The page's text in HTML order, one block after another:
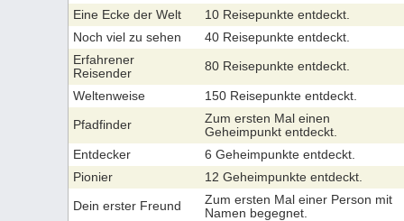
Eine Ecke der Welt
10 Reisepunkte entdeckt.
Noch viel zu sehen
40 Reisepunkte entdeckt.
Erfahrener
Reisender
80 Reisepunkte entdeckt.
Weltenweise
150 Reisepunkte entdeckt.
Pfadfinder
Zum ersten Mal einen
Geheimpunkt entdeckt.
Entdecker
6 Geheimpunkte entdeckt.
Pionier
12 Geheimpunkte entdeckt.
Dein erster Freund
Zum ersten Mal einer Person mit
Namen begegnet.